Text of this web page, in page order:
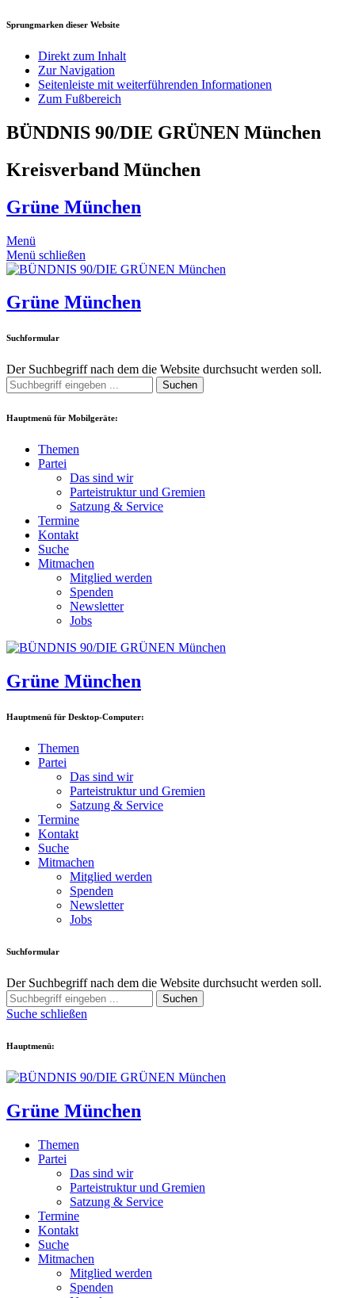
Sprungmarken dieser Website
Direkt zum Inhalt
Zur Navigation
Seitenleiste mit weiterführenden Informationen
Zum Fußbereich
BÜNDNIS 90/DIE GRÜNEN München
Kreisverband München
Grüne München
Menü
Menü schließen
Grüne München
Suchformular
Der Suchbegriff nach dem die Website durchsucht werden soll.
Suchen
Hauptmenü für Mobilgeräte:
Themen
Partei
Das sind wir
Parteistruktur und Gremien
Satzung & Service
Termine
Kontakt
Suche
Mitmachen
Mitglied werden
Spenden
Newsletter
Jobs
Grüne München
Hauptmenü für Desktop-Computer:
Themen
Partei
Das sind wir
Parteistruktur und Gremien
Satzung & Service
Termine
Kontakt
Suche
Mitmachen
Mitglied werden
Spenden
Newsletter
Jobs
Suchformular
Der Suchbegriff nach dem die Website durchsucht werden soll.
Suchen
Suche schließen
Hauptmenü:
Grüne München
Themen
Partei
Das sind wir
Parteistruktur und Gremien
Satzung & Service
Termine
Kontakt
Suche
Mitmachen
Mitglied werden
Spenden